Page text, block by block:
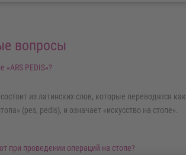
вопросы
«ARS PEDIS»?
из латинских слов, которые переводятся как
(pes, pedis), и означает «искусство на стопе».
при проведении операций на стопе?